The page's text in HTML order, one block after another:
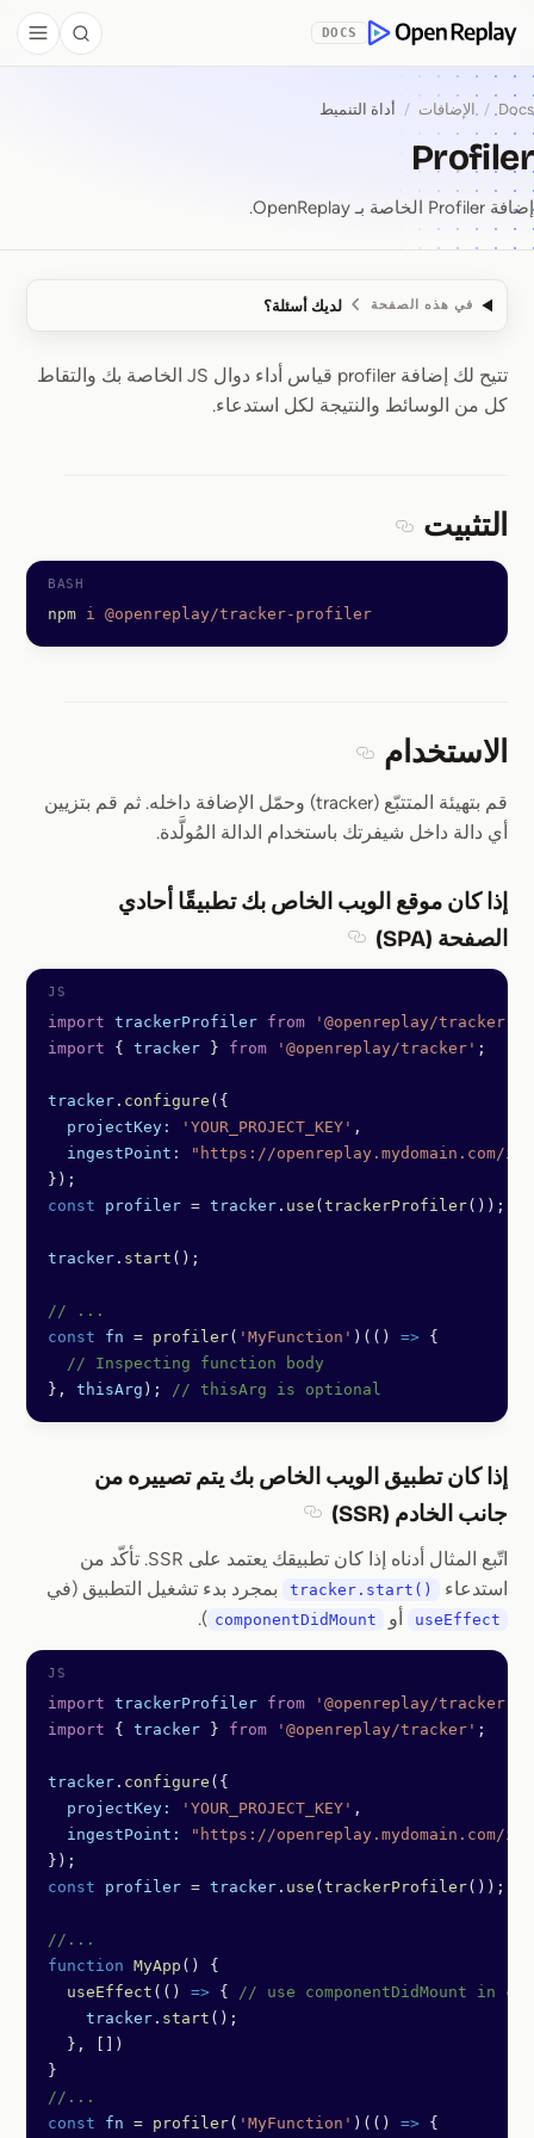
OpenReplay
DOCS
Search
Docs
/ الإضافات / أداة التنميط
Profiler
إضافة Profiler الخاصة بـ OpenReplay.
في هذه الصفحة لديك أسئلة؟
Profiler
تتيح لك إضافة profiler قياس أداء دوال JS الخاصة بك والتقاط
كل من الوسائط والنتيجة لكل استدعاء.
التثبيت
npm i @openreplay/tracker-profiler
الاستخدام
قم بتهيئة المتتبّع (tracker) وحمّل الإضافة داخله. ثم قم بتزيين
أي دالة داخل شيفرتك باستخدام الدالة المُولَّدة.
إذا كان موقع الويب الخاص بك تطبيقًا أحادي
الصفحة (SPA)
import trackerProfiler from '@openreplay/tracker-
import { tracker } from '@openreplay/tracker' ;
tracker . configure ({
  projectKey:
'YOUR_PROJECT_KEY' ,
  ingestPoint:
"https://openreplay.mydomain.com/
});
const profiler = tracker . use ( trackerProfiler());
tracker . start ();
// ...
const fn = profiler( 'MyFunction' )(() => {
  // Inspecting function body
}, thisArg ); // thisArg is optional
إذا كان تطبيق الويب الخاص بك يتم تصييره من
جانب الخادم (SSR)
اتّبع المثال أدناه إذا كان تطبيقك يعتمد على SSR. تأكّد من
استدعاء
tracker.start() بمجرد بدء تشغيل التطبيق (في
useEffect أو componentDidMount
).
import trackerProfiler from '@openreplay/
import { tracker } from '@openreplay/tracker' ;
tracker . configure ({
  projectKey:
'YOUR_PROJECT_KEY' ,
  ingestPoint:
"https://openreplay.mydomain.com/
});
const profiler = tracker . use ( trackerProfiler());
//...
function MyApp () {
  useEffect
(() => { // use componentDidMount in
    tracker
. start ();
  }, [])
}
//...
const fn = profiler( 'MyFunction' )(() => {